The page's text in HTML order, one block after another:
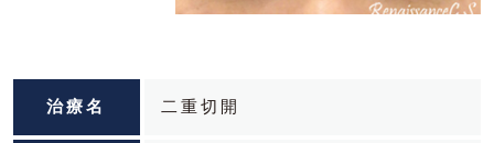
治療名 二重切開